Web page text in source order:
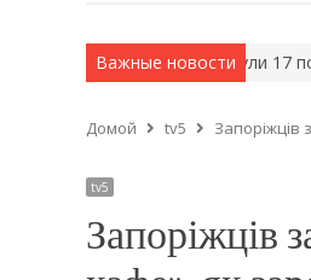
Важные новости
обстріли спалахнули 17 пожеж:…
Домой tv5 Запоріжців
tv5
Запоріжців